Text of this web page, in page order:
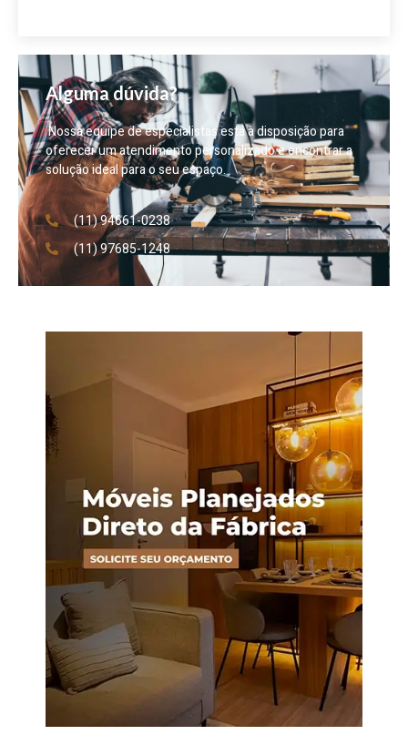
Alguma dúvida?
Nossa equipe de especialistas está à disposição para
oferecer um atendimento personalizado e encontrar a
solução ideal para o seu espaço.
(11) 94661-0238
(11) 97685-1248